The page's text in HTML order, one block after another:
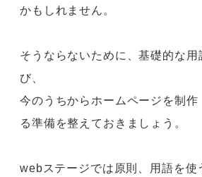
かもしれません。
そうならないために、基礎的な用
び、
今のうちからホームページを制作
る準備を整えておきましょう。
webステージでは原則、用語を使